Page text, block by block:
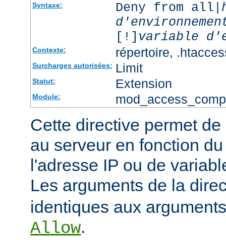
Syntaxe: Deny from all|
[!] variable
Contexte: répertoire,
Surcharges autorisées: Limit
Statut: Extension
Module:
Cette directive permet
au serveur en fonction
l'adresse IP ou de
Les arguments de la
identiques aux
Allow.